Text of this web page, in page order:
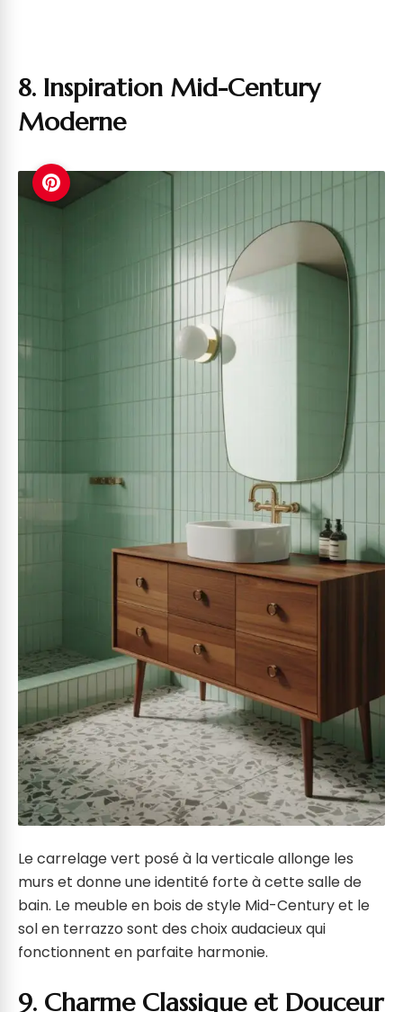
8. Inspiration Mid-Century
Moderne
Le carrelage vert posé à la verticale allonge les
murs et donne une identité forte à cette salle de
bain. Le meuble en bois de style Mid-Century et le
sol en terrazzo sont des choix audacieux qui
fonctionnent en parfaite harmonie.
9. Charme Classique et Douceur